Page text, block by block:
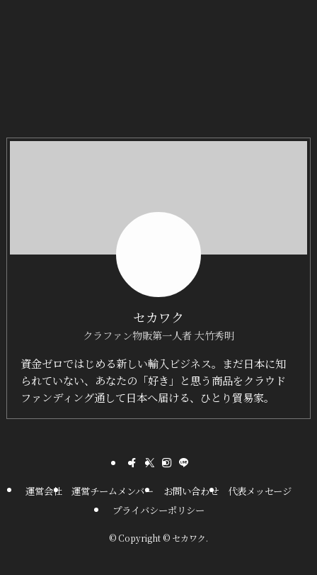
セカワク
クラファン物販第一人者 大竹秀明
資金ゼロではじめる新しい輸入ビジネス。まだ日本に知
られていない、あなたの「好き」と思う商品をクラウド
ファンディング通して日本へ届ける、ひとり貿易家。
運営会社 運営チームメンバー お問い合わせ
代表メッセージ
プライバシーポリシー
© Copyright © セカワク.